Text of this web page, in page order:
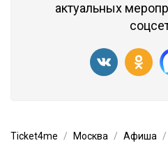
актуальных
Ticket4me Москва Афиша